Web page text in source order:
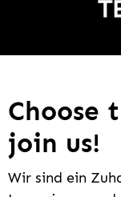
Choose
join us!
Wir sind ein